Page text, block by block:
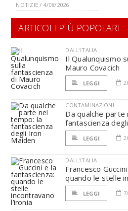
NOTIZIE / 4/08/2026
ARTICOLI PIÙ POPOLARI
DALL'ITALIA
Il Qualunquismo
Mauro Covacich
LEGGI
CONTAMINAZIONI
Da qualche parte
fantascienza
LEGGI
DALL'ITALIA
Francesco
quando le stelle
LEGGI